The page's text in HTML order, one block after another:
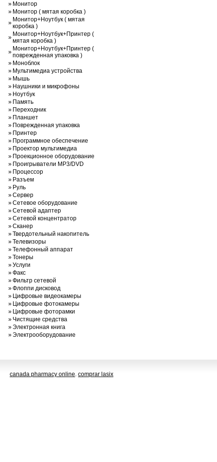
» Монитор
» Монитор ( мятая коробка )
» Монитор+Ноутбук ( мятая
коробка )
» Монитор+Ноутбук+Принтер (
мятая коробка )
» Монитор+Ноутбук+Принтер (
поврежденная упаковка )
» Моноблок
» Мультимедиа устройства
» Мышь
» Наушники и микрофоны
» Ноутбук
» Память
» Переходник
» Планшет
» Поврежденная упаковка
» Принтер
» Программное обеспечение
» Проектор мультимедиа
» Проекционное оборудование
» Проигрыватели MP3/DVD
» Процессор
» Разъем
» Руль
»Сервер
»Сетевое оборудование
»Сетевой адаптер
»Сетевой концентратор
»Сканер
»Твердотельный накопитель
»Телевизоры
»Телефонный аппарат
»Тонеры
»Услуги
»Факс
»Фильтр сетевой
»Флоппи дисковод
» Цифровые видеокамеры
» Цифровые фотокамеры
» Цифровые фоторамки
» Чистящие средства
»Электронная книга
»Электрооборудование
canada pharmacy online. comprar lasix